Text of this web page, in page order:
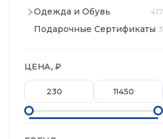
Одежда и Обувь 417
Подарочные Сертификаты 3
ЦЕНА, ₽